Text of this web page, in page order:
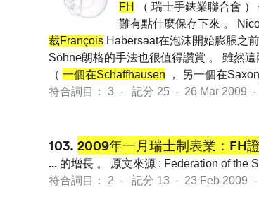
FH
（ 瑞士手錶業聯合會
難有點什麼保存下來 。
裁François Habersaat在泡沫開始膨脹之
Söhne朗格的手法也很值得讚賞 。 雖然
（ 一個在Schaffhausen ， 另一個在
符合詞目： 3 - 記分 25 - 26 Mar 2009
103. 2009年一月瑞士制表業：FH
... 的增長 。 原文來源 : Federation of the
符合詞目： 2 - 記分 13 - 23 Feb 2009